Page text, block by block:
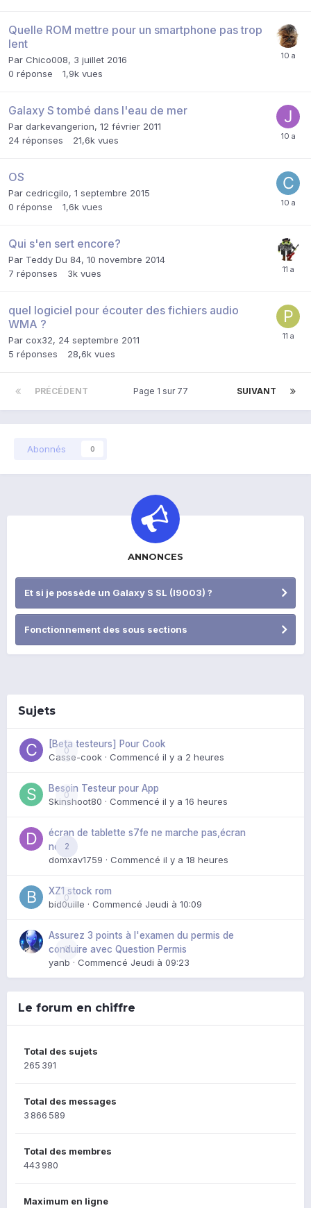
Quelle ROM mettre pour un smartphone pas trop
lent
Par Chico008, 3 juillet 2016
0 réponse 1,9k vues
Galaxy S tombé dans l'eau de mer
Par darkevangerion, 12 février 2011
24 réponses 21,6k vues
OS
Par cedricgilo, 1 septembre 2015
0 réponse 1,6k vues
Qui s'en sert encore?
Par Teddy Du 84, 10 novembre 2014
7 réponses 3k vues
quel logiciel pour écouter des fichiers audio
WMA ?
Par cox32, 24 septembre 2011
5 réponses 28,6k vues
PRÉCÉDENT SUIVANT
Page 1 sur 77
Abonnés 0
ANNONCES
Et si je possède un Galaxy S SL (I9003) ?
Fonctionnement des sous sections
Sujets
0
[Beta testeurs] Pour Cook
Casse-cook · Commencé il y a 2 heures
0
Besoin Testeur pour App
Skinshoot80 · Commencé il y a 16 heures
2
écran de tablette s7fe ne marche pas,écran
noir
domxav1759 · Commencé il y a 18 heures
0
XZ1 stock rom
bid0uille · Commencé Jeudi à 10:09
0
Assurez 3 points à l'examen du permis de
conduire avec Question Permis
yanb · Commencé Jeudi à 09:23
Le forum en chiffre
Total des sujets
265 391
Total des messages
3 866 589
Total des membres
443 980
Maximum en ligne